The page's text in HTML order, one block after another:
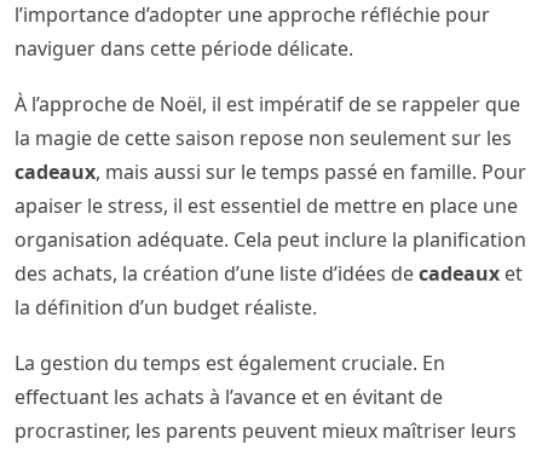
l’importance d’adopter une approche réfléchie pour
naviguer dans cette période délicate.
À l’approche de Noël, il est impératif de se rappeler que
la magie de cette saison repose non seulement sur les
cadeaux, mais aussi sur le temps passé en famille. Pour
apaiser le stress, il est essentiel de mettre en place une
organisation adéquate. Cela peut inclure la planification
des achats, la création d’une liste d’idées decadeaux et
la définition d’un budget réaliste.
La gestion du temps est également cruciale. En
effectuant les achats à l’avance et en évitant de
procrastiner, les parents peuvent mieux maîtriser leurs